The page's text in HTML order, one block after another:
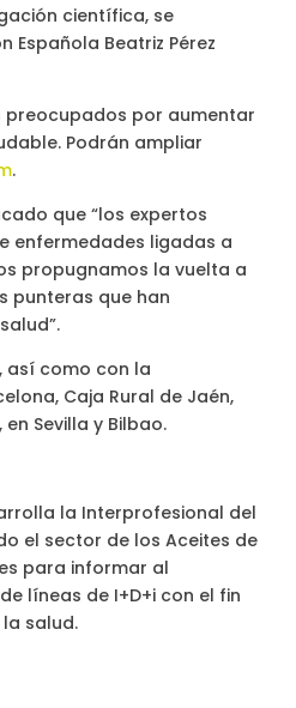
científica, se
Española Beatriz Pérez
por aumentar
Podrán ampliar
.
que “los expertos
enfermedades ligadas a
propugnamos la vuelta a
punteras que han
así como con la
Caja Rural de Jaén,
Sevilla y Bilbao.
la Interprofesional del
el sector de los Aceites de
para informar al
líneas de I+D+i con el fin
salud.